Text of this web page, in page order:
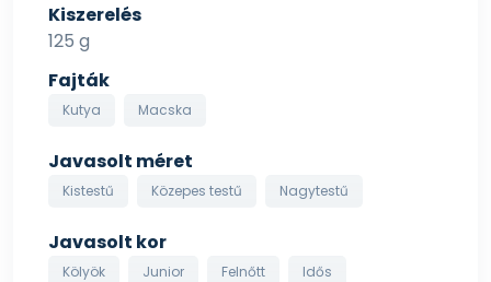
Kiszerelés
125 g
Fajták
Kutya Macska
Javasolt méret
Kistestű Közepes testű Nagytestű
Javasolt kor
Kölyök Junior Felnőtt Idős